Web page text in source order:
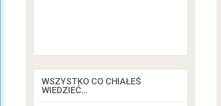
WSZYSTKO CO CHIAŁEŚ
WIEDZIEĆ…